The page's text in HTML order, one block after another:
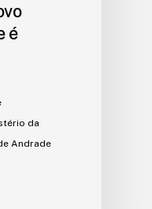
é
da
Andrade